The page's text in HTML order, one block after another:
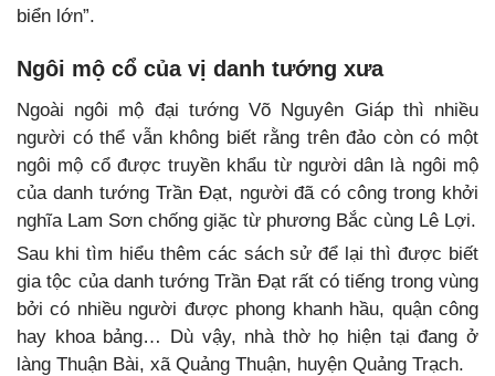
biển lớn”.
Ngôi mộ cổ của vị danh tướng xưa
Ngoài ngôi mộ đại tướng Võ Nguyên Giáp thì nhiều
người có thể vẫn không biết rằng trên đảo còn có một
ngôi mộ cổ được truyền khẩu từ người dân là ngôi mộ
của danh tướng Trần Đạt, người đã có công trong khởi
nghĩa Lam Sơn chống giặc từ phương Bắc cùng Lê Lợi.
Sau khi tìm hiểu thêm các sách sử để lại thì được biết
gia tộc của danh tướng Trần Đạt rất có tiếng trong vùng
bởi có nhiều người được phong khanh hầu, quận công
hay khoa bảng… Dù vậy, nhà thờ họ hiện tại đang ở
làng Thuận Bài, xã Quảng Thuận, huyện Quảng Trạch.